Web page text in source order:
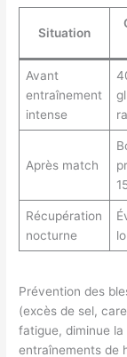
Situation
Avant
entraînement
intense
Après match
Récupération
nocturne
Prévention des
(excès de sel,
fatigue, diminue
entraînements de